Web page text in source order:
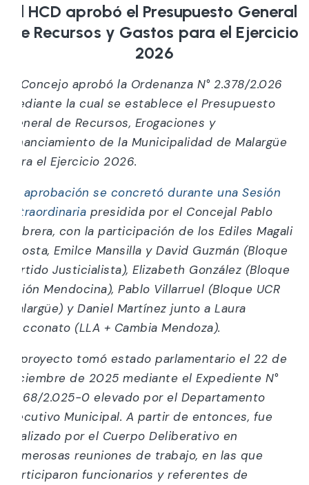
El HCD aprobó el Presupuesto General
de Recursos y Gastos para el Ejercicio
2026
El Concejo aprobó la Ordenanza N° 2.378/2.026
mediante la cual se establece el Presupuesto
General de Recursos, Erogaciones y
Financiamiento de la Municipalidad de Malargüe
para el Ejercicio 2026.
La aprobación se concretó durante una Sesión
Extraordinaria presidida por el Concejal Pablo
Cabrera, con la participación de los Ediles Magali
Acosta, Emilce Mansilla y David Guzmán (Bloque
Partido Justicialista), Elizabeth González (Bloque
Unión Mendocina), Pablo Villarruel (Bloque UCR
Malargüe) y Daniel Martínez junto a Laura
Cecconato (LLA + Cambia Mendoza).
El proyecto tomó estado parlamentario el 22 de
diciembre de 2025 mediante el Expediente N°
7.568/2.025-0 elevado por el Departamento
Ejecutivo Municipal. A partir de entonces, fue
analizado por el Cuerpo Deliberativo en
numerosas reuniones de trabajo, en las que
participaron funcionarios y referentes de